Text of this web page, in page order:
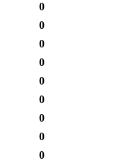
0
0
0
0
0
0
0
0
0